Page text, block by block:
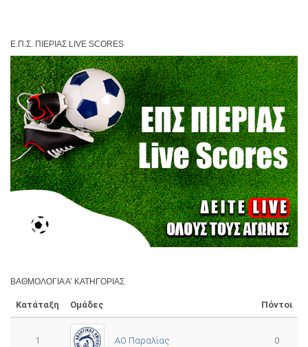
Ε.Π.Σ. ΠΙΕΡΊΑΣ LIVE SCORES
ΒΑΘΜΟΛΟΓΊΑ Α’ ΚΑΤΗΓΟΡΊΑΣ
Κατάταξη Ομάδες Πόντοι
1 ΑΟ Παραλίας 0